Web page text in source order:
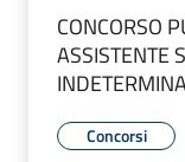
CONCORSO
ASSISTENTE
Concorsi